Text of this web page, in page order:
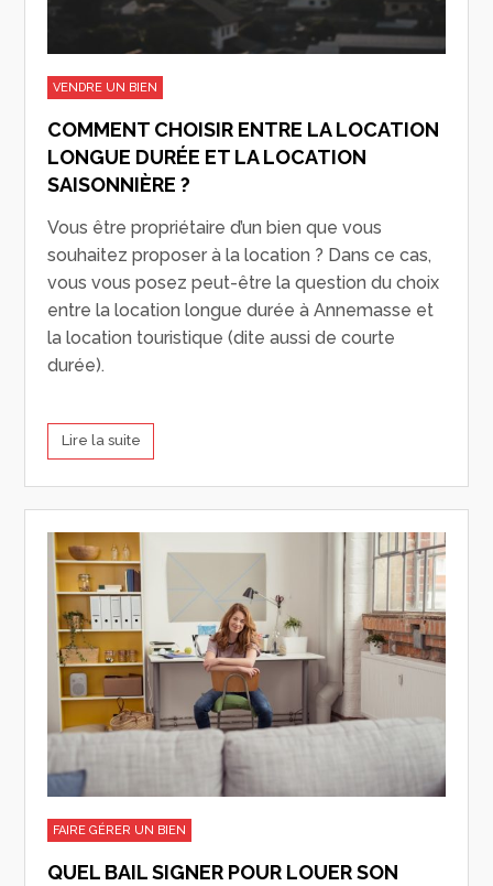
VENDRE UN BIEN
COMMENT CHOISIR ENTRE LA LOCATION
LONGUE DURÉE ET LA LOCATION
SAISONNIÈRE ?
Vous être propriétaire d’un bien que vous
souhaitez proposer à la location ? Dans ce cas,
vous vous posez peut-être la question du choix
entre la location longue durée à Annemasse et
la location touristique (dite aussi de courte
durée).
Lire la suite
FAIRE GÉRER UN BIEN
QUEL BAIL SIGNER POUR LOUER SON